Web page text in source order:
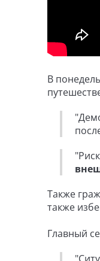
В
Также
также
Главный